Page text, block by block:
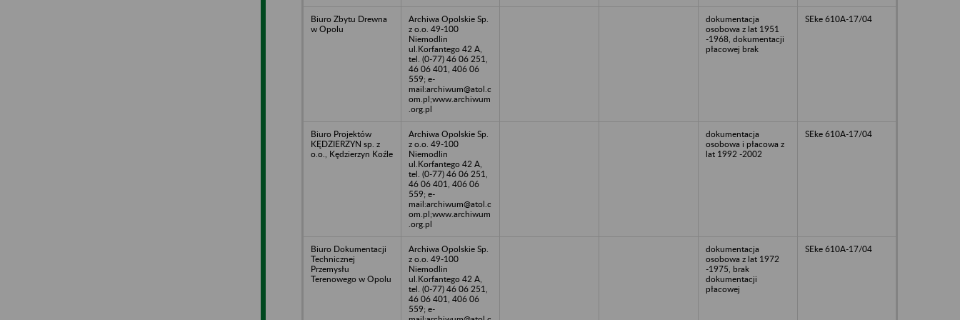
Biuro Zbytu Drewna
w Opolu
Archiwa Opolskie Sp.
z o.o. 49-100
Niemodlin
ul.Korfantego 42 A,
tel. (0-77) 46 06 251,
46 06 401, 406 06
559; e-
mail:archiwum@atol.c
om.pl;www.archiwum
.org.pl
dokumentacja
osobowa z lat 1951
-1968, dokumentacji
płacowej brak
SEke 610A-17/04
Biuro Projektów
KĘDZIERZYN sp. z
o.o., Kędzierzyn Koźle
Archiwa Opolskie Sp.
z o.o. 49-100
Niemodlin
ul.Korfantego 42 A,
tel. (0-77) 46 06 251,
46 06 401, 406 06
559; e-
mail:archiwum@atol.c
om.pl;www.archiwum
.org.pl
dokumentacja
osobowa i płacowa z
lat 1992 -2002
SEke 610A-17/04
Biuro Dokumentacji
Technicznej
Przemysłu
Terenowego w Opolu
Archiwa Opolskie Sp.
z o.o. 49-100
Niemodlin
ul.Korfantego 42 A,
tel. (0-77) 46 06 251,
46 06 401, 406 06
559; e-
dokumentacja
osobowa z lat 1972
-1975, brak
dokumentacji
płacowej
SEke 610A-17/04